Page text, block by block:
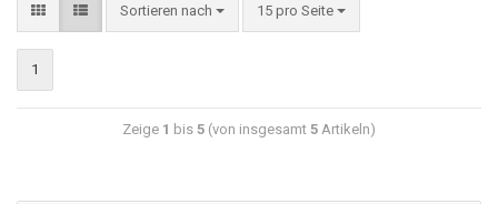
Sortieren nach 15 pro Seite
1
Zeige 1 bis 5 (von insgesamt 5 Artikeln)